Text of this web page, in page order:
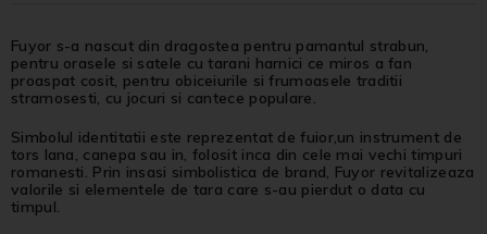
Fuyor s-a nascut din dragostea pentru pamantul strabun,
pentru orasele si satele cu tarani harnici ce miros a fan
proaspat cosit, pentru obiceiurile si frumoasele traditii
stramosesti, cu jocuri si cantece populare.
Simbolul identitatii este reprezentat de fuior,un instrument de
tors lana, canepa sau in, folosit inca din cele mai vechi timpuri
romanesti. Prin insasi simbolistica de brand, Fuyor revitalizeaza
valorile si elementele de tara care s-au pierdut o data cu
timpul.